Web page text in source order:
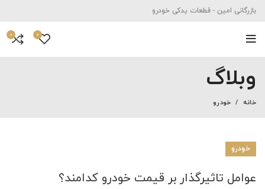
بازرگانی امین - قطعات یدکی خودرو
0
0
وبلاگ
خانه خودرو
خودرو
عوامل تاثیرگذار بر قیمت خودرو کدامند؟